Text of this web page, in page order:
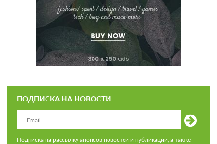
ПОДПИСКА НА НОВОСТИ
Подписка на рассылку анонсов новостей и публикаций, а также